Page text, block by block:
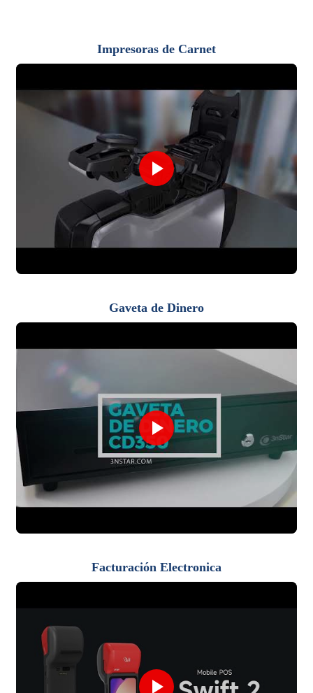
Impresoras de Carnet
Gaveta de Dinero
Facturación Electronica